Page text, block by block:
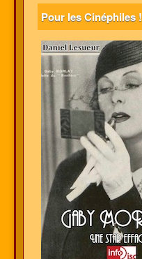
Pour les Cinéphiles !